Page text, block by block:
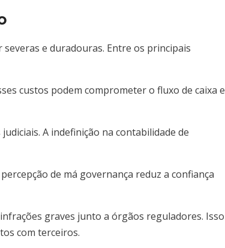
e duradouras. Entre os principais
custos podem comprometer o fluxo de caixa e
A indefinição na contabilidade de
de má governança reduz a confiança
graves junto a órgãos reguladores. Isso
com terceiros.